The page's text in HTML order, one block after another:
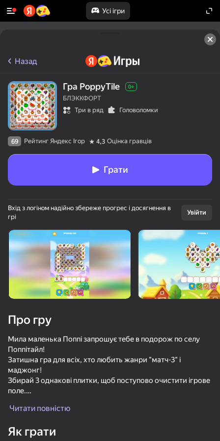
Усі ігри
Apple Worm
Завантаження
Назад
Гра PoppyTile 0+
БЛЭККФОРТ
Три в ряд
Головоломки
69 Рейтинг Яндекс Ігор 4,3 Оцінка гравців
Грати
Вхід з логіном надійно збереже прогрес і досягнення в
грі
Увійти
Про гру
Мила маленька Поппі запрошує тебе в подорож по селу
Поппітайл!
Затишна гра для всіх, хто любить жанри "матч-3" і
маджонг!
Збирай 3 однакові плитки, щоб поступово очистити ігрове
поле.
рівні. Як далеко ви можете зайти?
і з комфортом.
Читати повністю
Як грати